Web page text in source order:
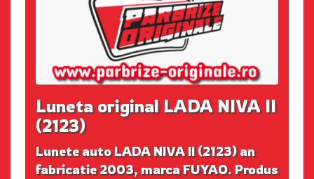
Luneta original LADA NIVA II
(2123)
Lunete auto LADA NIVA II (2123) an
fabricatie 2003, marca FUYAO. Produs